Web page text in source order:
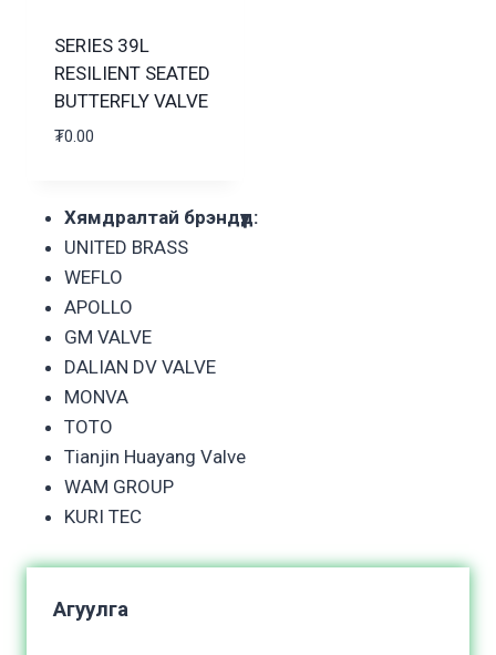
SERIES 39L
RESILIENT SEATED
BUTTERFLY VALVE
₮0.00
Хямдралтай брэндүүд:
UNITED BRASS
WEFLO
APOLLO
GM VALVE
DALIAN DV VALVE
MONVA
TOTO
Tianjin Huayang Valve
WAM GROUP
KURI TEC
Агуулга